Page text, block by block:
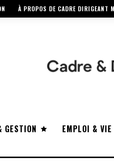
À PROPOS DE CADRE DIRIGEANT
GESTION EMPLOI & VIE